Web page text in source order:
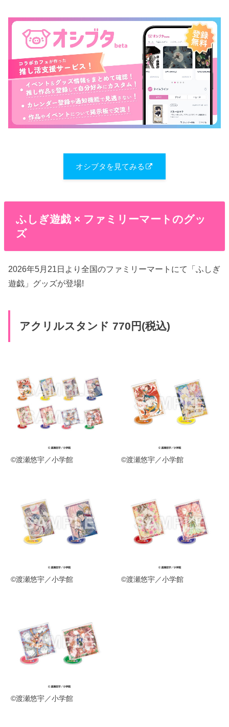
オシブタを見てみる
ふしぎ遊戯 × ファミリーマートのグッ
ズ
2026年5月21日より全国のファミリーマートにて「ふしぎ
遊戯」グッズが登場!
アクリルスタンド 770円(税込)
©渡瀬悠宇／小学館 ©渡瀬悠宇／小学館
©渡瀬悠宇／小学館 ©渡瀬悠宇／小学館
©渡瀬悠宇／小学館